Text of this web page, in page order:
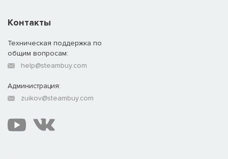
Контакты
Техническая поддержка по
общим вопросам:
help@steambuy.com
Администрация:
zuikov@steambuy.com